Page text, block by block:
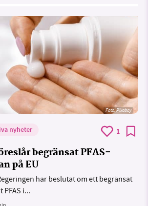
Foto:Pixabay
nyheter 1
begränsat PFAS-
på EU
har beslutat om ett begränsat
i...